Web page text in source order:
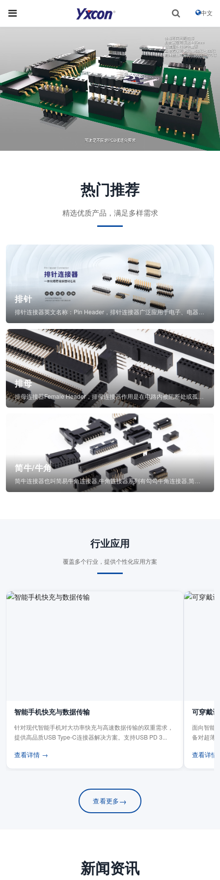
中文
热门推荐
精选优质产品，满足多样需求
排针
排母
排母连接器Female Header，排母连接器作用是在电路内被阻断处或孤立不通...
简牛/牛角
行业应用
覆盖多个行业，提供个性化应用方案
智能手机快充与数据传输
针对现代智能手机对大功率快充与高速数据传输的双重需求，
提供高品质USB Type-C连接器解决方案。支持USB PD 3...
查看详情 →
可穿戴
面向智能
备对超薄
查看详
查看更多→
新闻资讯